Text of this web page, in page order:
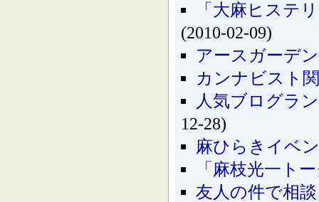
「大麻ヒステ
(2010-02-09)
アースガーデ
カンナビスト
人気ブログラ
12-28)
麻ひらきイベ
「麻枝光一ト
友人の件で相